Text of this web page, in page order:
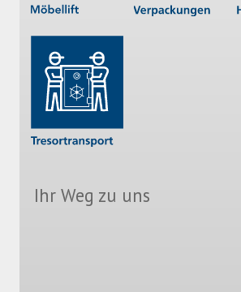
Ihr Weg zu uns